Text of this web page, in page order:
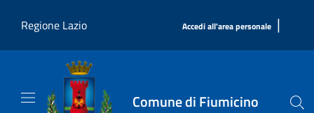
Regione Lazio
Accedi all'area personale |
Comune di Fiumicino